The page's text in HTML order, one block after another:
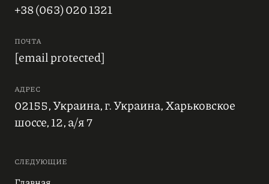
+38 (063) 020 1321
ПОЧТА
[email protected]
АДРЕС
02155, Украина, г. Украина, Харьковское
шоссе, 12, а/я 7
СЛЕДУЮЩИЕ